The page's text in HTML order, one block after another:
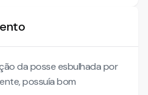
da posse esbulhada por
possuía bom